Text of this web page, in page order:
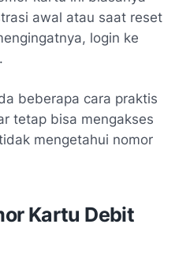
awal atau saat reset
login ke
beberapa cara praktis
tetap bisa mengakses
mengetahui nomor
Kartu Debit